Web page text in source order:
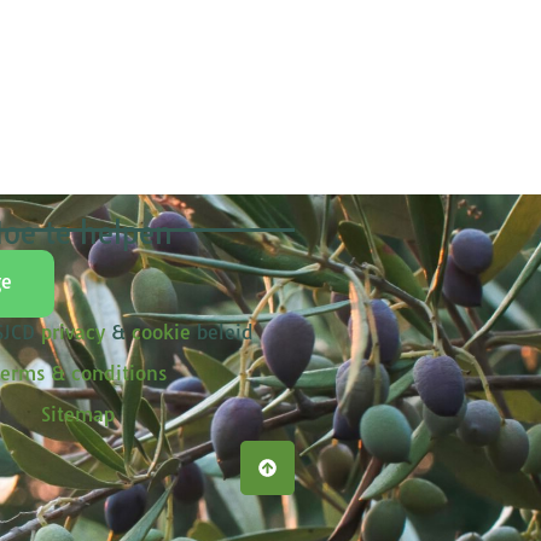
te helpen
privacy& cookiebeleid
& conditions
Sitemap